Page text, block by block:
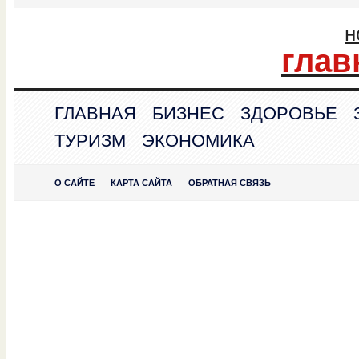
ГЛАВНАЯ БИЗНЕС ЗДОРОВЬЕ
ТУРИЗМ
ЭКОНОМИКА
О САЙТЕ КАРТА САЙТА ОБРАТНАЯ СВЯЗЬ